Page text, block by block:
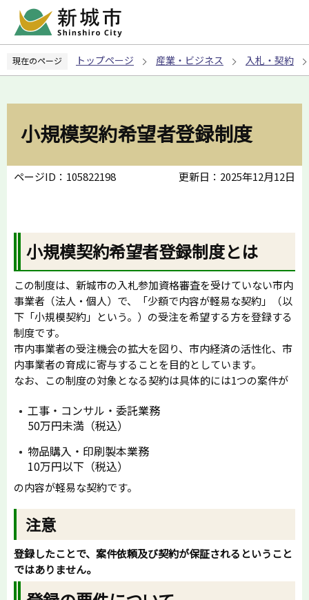
ペ
の
現在のページ トップページ 産業・ビジネス 入札・契約
小規模契約希望者登録制度
ページID：105822198 更新日：2025年12月12日
小規模契約希望者登録制度とは
この制度は、新城市の入札参加資格審査を受けていない市内
事業者（法人・個人）で、「少額で内容が軽易な契約」（以
下「小規模契約」という。）の受注を希望する方を登録する
制度です。
市内事業者の受注機会の拡大を図り、市内経済の活性化、市
内事業者の育成に寄与することを目的としています。
なお、この制度の対象となる契約は具体的には1つの案件が
工事・コンサル・委託業務
50万円未満（税込）
物品購入・印刷製本業務
10万円以下（税込）
の内容が軽易な契約です。
注意
登録したことで、案件依頼及び契約が保証されるということ
ではありません。